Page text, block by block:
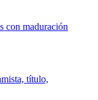
con maduración
título,